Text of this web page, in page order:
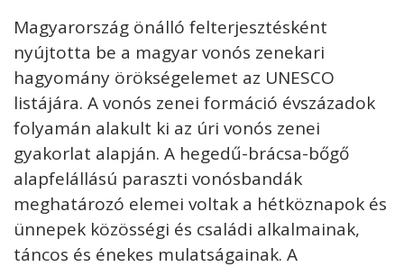
Magyarország önálló felterjesztésként
nyújtotta be a magyar vonós zenekari
hagyomány örökségelemet az UNESCO
listájára. A vonós zenei formáció évszázadok
folyamán alakult ki az úri vonós zenei
gyakorlat alapján. A hegedű-brácsa-bőgő
alapfelállású paraszti vonósbandák
meghatározó elemei voltak a hétköznapok és
ünnepek közösségi és családi alkalmainak,
táncos és énekes mulatságainak. A